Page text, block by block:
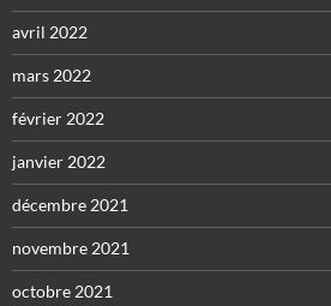
avril 2022
mars 2022
février 2022
janvier 2022
décembre 2021
novembre 2021
octobre 2021